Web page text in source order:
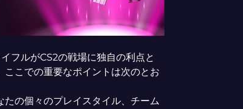
フルがCS2の戦場に独自の利点と
ここでの重要なポイントは次のとお
の個々のプレイスタイル、チーム